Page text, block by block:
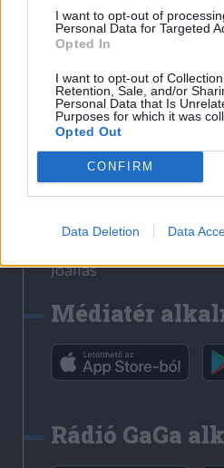
I want to opt-out of
Personal Data for Targeted
Opted In
I want to opt-out of
Retention, Sale, and/or
Personal Data that Is
Purposes for which it was
Opted Out
CONFIRM
Data Deletion Data
Médiatér
Székely Sport
Liget
Bihari Napló
Erdélyi Napló
Főtér
Jóállás
Médiatér
Rádió GaGa